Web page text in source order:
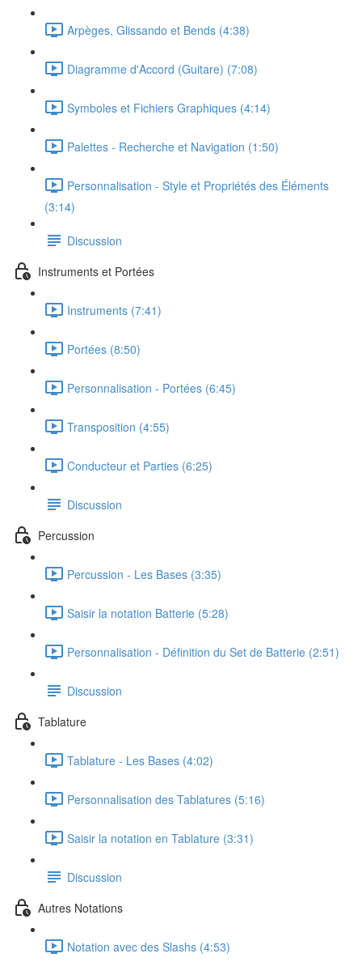
Arpèges, Glissando et Bends (4:38)
Diagramme d'Accord (Guitare) (7:08)
Symboles et Fichiers Graphiques (4:14)
Palettes - Recherche et Navigation (1:50)
Personnalisation - Style et Propriétés des Éléments
(3:14)
Discussion
Instruments et Portées
Instruments (7:41)
Portées (8:50)
Personnalisation - Portées (6:45)
Transposition (4:55)
Conducteur et Parties (6:25)
Discussion
Percussion
Percussion - Les Bases (3:35)
Saisir la notation Batterie (5:28)
Personnalisation - Définition du Set de Batterie (2:51)
Discussion
Tablature
Tablature - Les Bases (4:02)
Personnalisation des Tablatures (5:16)
Saisir la notation en Tablature (3:31)
Discussion
Autres Notations
Notation avec des Slashs (4:53)